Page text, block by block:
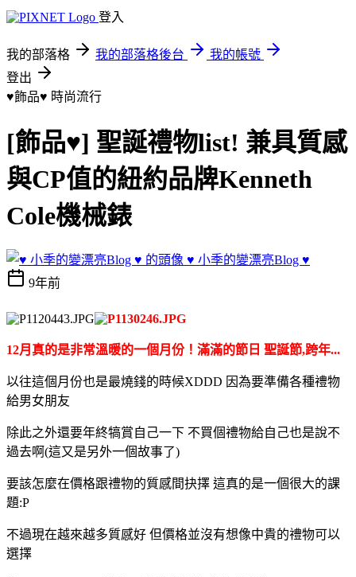
登入
我的部落格 我的部落格後台
我的帳號
登出
♥飾品♥ 時尚流行
[飾品♥] 聖誕禮物list! 兼具質感
與CP值的紐約品牌Kenneth
Cole機械錶
♥ 小季的變漂亮Blog ♥
9年前
12月真的是非常溫暖的一個月份！滿滿的節日 聖誕節,跨年...
以往這個月份也是最燒錢的時候XDDD 因為要準備各種禮物
給男女朋友
除此之外還要年終犒賞自己一下 不買個禮物給自己也是說不
過去啊(這又是另外一個故事了)
要該怎麼在價格跟禮物的質感間抉擇 這真的是一個很大的課
題:P
不過現在越來越多質感好 但價格並沒有想像中貴的禮物可以
選擇